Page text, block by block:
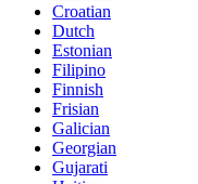
Croatian
Dutch
Estonian
Filipino
Finnish
Frisian
Galician
Georgian
Gujarati